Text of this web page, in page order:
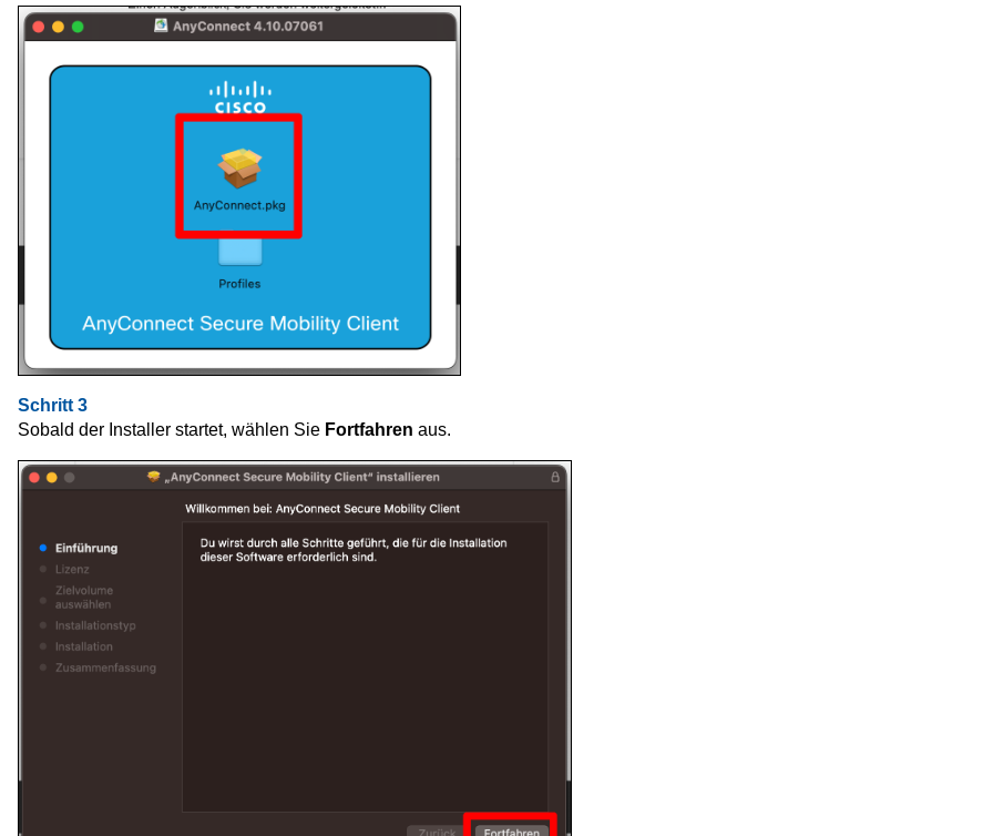
Schritt 3
Sobald der Installer startet, wählen Sie Fortfahren aus.